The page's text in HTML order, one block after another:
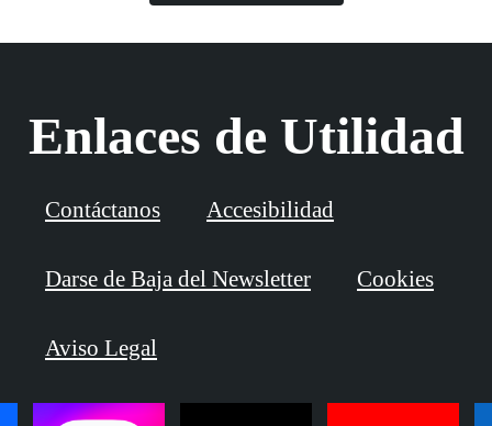
Enlaces de Utilidad
Contáctanos Accesibilidad
Darse de Baja del Newsletter Cookies
Aviso Legal